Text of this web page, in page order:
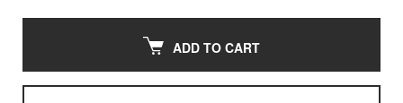
ADD TO CART